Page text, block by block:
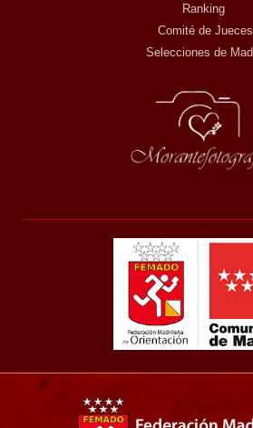
Ranking
Comité de Jueces
Selecciones de